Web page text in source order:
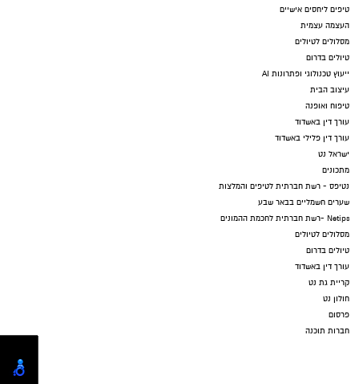
טיפים ליחסים אישיים
העצמה עצמית
מסלולים לטיולים
טיולים בדרום
ייעוץ טכנולוגי ופתרונות AI
עיצוב הבית
טיפוח ואופנה
עורך דין באשדוד
עורך דין פלילי באשדוד
ישראל נט
מתכונים
נטיפס - רשת חברתית לטיפים והמלצות
שערים חשמליים בבאר שבע
Netips -רשת חברתית לחכמת ההמונים
מסלולים לטיולים
טיולים בדרום
עורך דין באשדוד
קריית גת נט
חולון נט
פרסום
חברות תוכנה